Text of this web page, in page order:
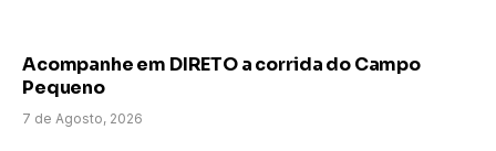
Acompanhe em DIRETO a corrida do Campo
Pequeno
7 de Agosto, 2026